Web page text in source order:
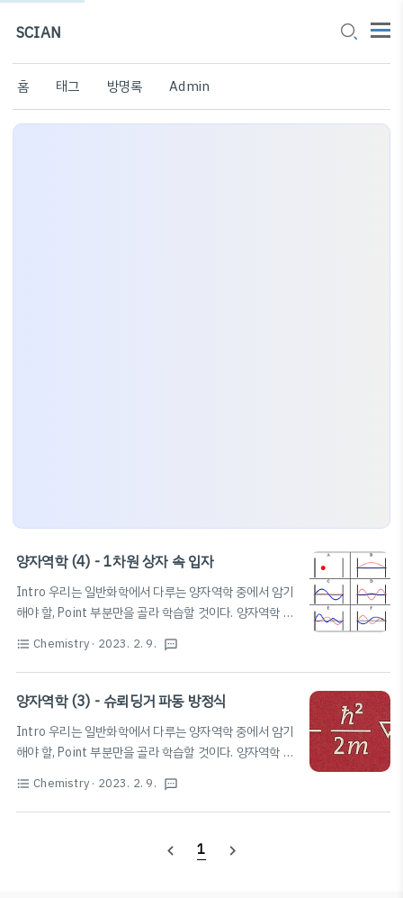
SCIAN
홈 태그 방명록 Admin
양자역학 (4) - 1차원 상자 속 입자
Intro 우리는 일반화학에서 다루는 양자역학 중에서 암기
해야 할, Point 부분만을 골라 학습할 것이다. 양자역학 자
특히 시험을 앞둔 과학고/영재학교생이나 대학생은 암기
하는 데 중점을 둘 것을 권장한다. 다만, 본 글에서는 수식
적 증명의 과정을 비교적 상세히 작성하여 풀이에도 집중
글을 작성한다. 본문은 노트 필기와 비슷한 방식으로 작성
될 것이며, 문장보다는 수식 또는 이미지 혹은 개요식의 텍
스트가 중점적으로 배치될 것이다. 다만, 필요한 경우 문장
format_list_bulleted Chemistry · 2023. 2. 9. textsms
양자역학 (3) - 슈뢰딩거 파동 방정식
Intro 우리는 일반화학에서 다루는 양자역학 중에서 암기
해야 할, Point 부분만을 골라 학습할 것이다. 양자역학 자
특히 시험을 앞둔 과학고/영재학교생이나 대학생은 암기
하는 데 중점을 둘 것을 권장한다. 다만, 본 글에서는 수식
할 수 있도록 하였다. 필자 또한 암기에 도움을 받고자 본
format_list_bulleted Chemistry · 2023. 2. 9. textsms
navigate_before 1 navigate_next